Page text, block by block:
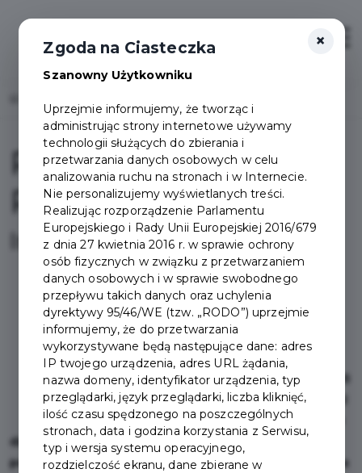
Pakiet Bezpłatnych
Przejazdów
Informacje
Z bezpłatnej komunikacji
miejskiej na terenie
Pruszcza Gdańskiego i
Gdańska na liniach: 132 i N5
i (od 1 sierpnia 2026 r.) M32
mogą korzystać wyłącznie
dzieci i młodzież uczący się w szkołach
podstawowych i ponadpodstawowych do ukończenia
×
Zgoda na Ciasteczka
Szanowny Użytkowniku
Uprzejmie informujemy, że tworząc i
administrując strony internetowe używamy
technologii służących do zbierania i
przetwarzania danych osobowych w celu
analizowania ruchu na stronach i w Internecie.
Nie personalizujemy wyświetlanych treści.
Realizując rozporządzenie Parlamentu
Europejskiego i Rady Unii Europejskiej 2016/679
z dnia 27 kwietnia 2016 r. w sprawie ochrony
osób fizycznych w związku z przetwarzaniem
danych osobowych i w sprawie swobodnego
przepływu takich danych oraz uchylenia
dyrektywy 95/46/WE (tzw. „RODO”) uprzejmie
informujemy, że do przetwarzania
wykorzystywane będą następujące dane: adres
IP twojego urządzenia, adres URL żądania,
nazwa domeny, identyfikator urządzenia, typ
przeglądarki, język przeglądarki, liczba kliknięć,
ilość czasu spędzonego na poszczególnych
stronach, data i godzina korzystania z Serwisu,
typ i wersja systemu operacyjnego,
rozdzielczość ekranu, dane zbierane w